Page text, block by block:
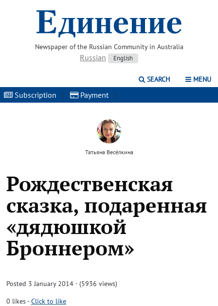
Newspaper of the Russian Community in Australia
Russian English
SEARCH MENU
Subscription | Payment |
Татьяна Весёлкина
Рождественская
сказка, подаренная
«дядюшкой
Броннером»
Posted 3 January 2014 · (5936 views)
0 likes-Click to like